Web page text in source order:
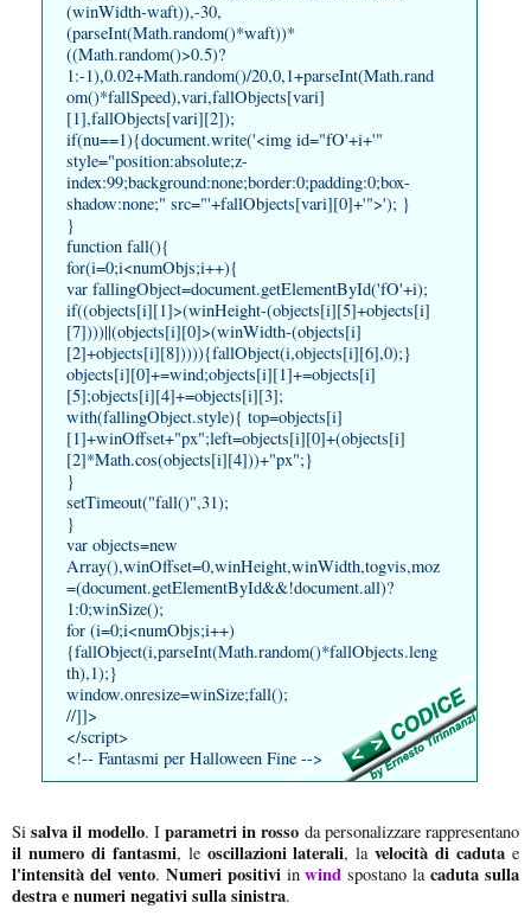
(winWidth-waft)),-30,
(parseInt(Math.random()*waft))*
((Math.random()>0.5)?
1:-1),0.02+Math.random()/20,0,1+parseInt(Math.rand
om()*fallSpeed),vari,fallObjects[vari]
[1],fallObjects[vari][2]);
if(nu==1){document.write('<img id="fO'+i+'"
style="position:absolute;z-
index:99;background:none;border:0;padding:0;box-
shadow:none;" src="'+fallObjects[vari][0]+'">'); }
}
function fall(){
for(i=0;i<numObjs;i++){
var fallingObject=document.getElementById('fO'+i);
if((objects[i][1]>(winHeight-(objects[i][5]+objects[i]
[7])))||(objects[i][0]>(winWidth-(objects[i]
[2]+objects[i][8])))){fallObject(i,objects[i][6],0);}
objects[i][0]+=wind;objects[i][1]+=objects[i]
[5];objects[i][4]+=objects[i][3];
with(fallingObject.style){ top=objects[i]
[1]+winOffset+"px";left=objects[i][0]+(objects[i]
[2]*Math.cos(objects[i][4]))+"px";}
}
setTimeout("fall()",31);
}
var objects=new
Array(),winOffset=0,winHeight,winWidth,togvis,moz
=(document.getElementById&&!document.all)?
1:0;winSize();
for (i=0;i<numObjs;i++)
{fallObject(i,parseInt(Math.random()*fallObjects.leng
th),1);}
window.onresize=winSize;fall();
//]]>
</script>
<!-- Fantasmi per Halloween Fine -->
Sisalva il modello. Iparametri in rosso da personalizzare rappresentano
il numero di fantasmi, le oscillazioni laterali, lavelocità di caduta e
l'intensità del vento. Numeri positiviinwind spostano lacaduta sulla
destra e numeri negativi sulla sinistra.